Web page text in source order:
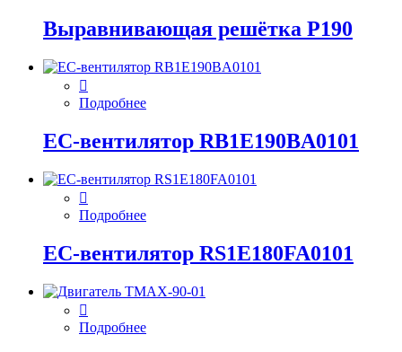
Выравнивающая решётка P190
Подробнее
EC-вентилятор RB1E190BA0101
Подробнее
EC-вентилятор RS1E180FA0101
Подробнее